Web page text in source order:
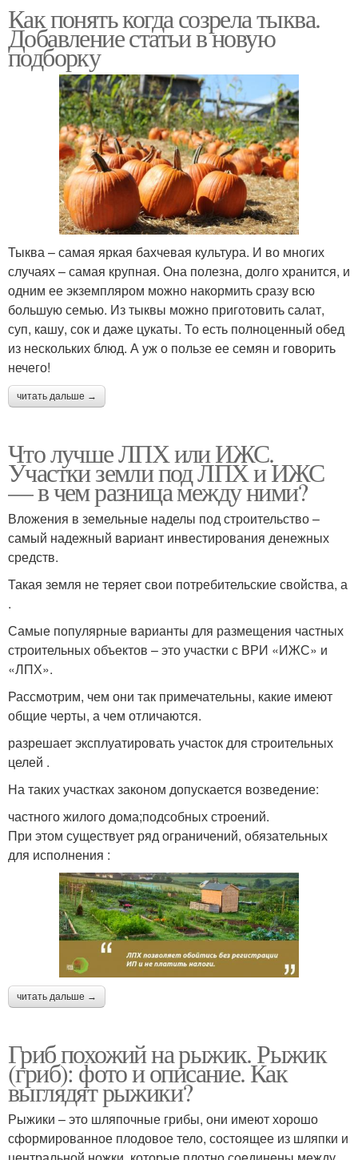
Как понять когда созрела тыква.
Добавление статьи в новую
подборку
Тыква – самая яркая бахчевая культура. И во многих
случаях – самая крупная. Она полезна, долго хранится, и
одним ее экземпляром можно накормить сразу всю
большую семью. Из тыквы можно приготовить салат,
суп, кашу, сок и даже цукаты. То есть полноценный обед
из нескольких блюд. А уж о пользе ее семян и говорить
нечего!
читать дальше →
Что лучше ЛПХ или ИЖС.
Участки земли под ЛПХ и ИЖС
— в чем разница между ними?
Вложения в земельные наделы под строительство –
самый надежный вариант инвестирования денежных
средств.
Такая земля не теряет свои потребительские свойства, а
.
Самые популярные варианты для размещения частных
строительных объектов – это участки с ВРИ «ИЖС» и
«ЛПХ».
Рассмотрим, чем они так примечательны, какие имеют
общие черты, а чем отличаются.
разрешает эксплуатировать участок для строительных
целей .
На таких участках законом допускается возведение:
частного жилого дома;подсобных строений.
При этом существует ряд ограничений, обязательных
для исполнения :
читать дальше →
Гриб похожий на рыжик. Рыжик
(гриб): фото и описание. Как
выглядят рыжики?
Рыжики – это шляпочные грибы, они имеют хорошо
сформированное плодовое тело, состоящее из шляпки и